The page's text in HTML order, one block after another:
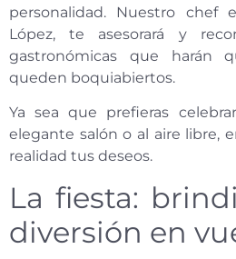
personalidad. Nuestro chef
López, te asesorará y
gastronómicas que harán
queden boquiabiertos.
Ya sea que prefieras
elegante salón o al aire libre,
realidad tus deseos.
La fiesta:
diversión en